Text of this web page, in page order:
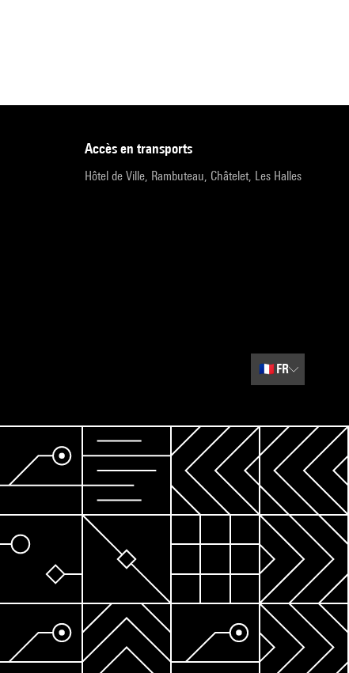
accès en transports
Hôtel de Ville, Rambuteau, Châtelet, Les Halles
🇫🇷 FR